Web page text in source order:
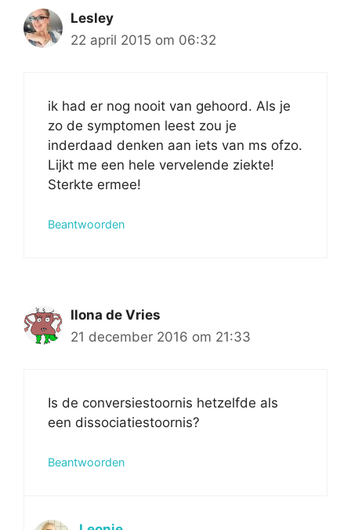
Lesley
22 april 2015 om 06:32
ik had er nog nooit van gehoord. Als je
zo de symptomen leest zou je
inderdaad denken aan iets van ms ofzo.
Lijkt me een hele vervelende ziekte!
Sterkte ermee!
Beantwoorden
Ilona de Vries
21 december 2016 om 21:33
Is de conversiestoornis hetzelfde als
een dissociatiestoornis?
Beantwoorden